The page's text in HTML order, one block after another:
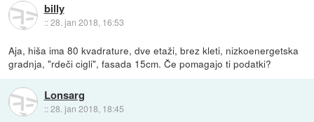
billy
::28. jan 2018, 16:53
Aja, hiša ima 80 kvadrature, dve etaži, brez kleti, nizkoenergetska
gradnja, "rdeči cigli", fasada 15cm. Če pomagajo ti podatki?
Lonsarg
::28. jan 2018, 18:45